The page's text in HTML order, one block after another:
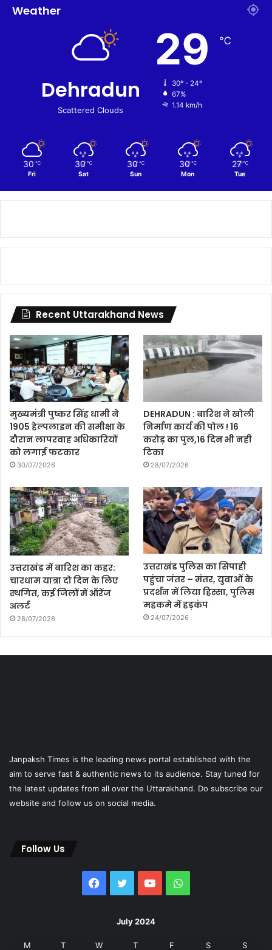
Weather
Dehradun
Scattered Clouds
29 ℃
30º - 24º
67%
1.14 km/h
30 ℃
Fri
30 ℃
Sat
30 ℃
Sun
30 ℃
Mon
27 ℃
Tue
Recent Uttarakhand News
मुख्यमंत्री पुष्कर सिंह धामी ने
1905 हेल्पलाइन की समीक्षा के
दौरान लापरवाह अधिकारियों
को लगाई फटकार
30/07/2026
DEHRADUN : बारिश ने खोली
निर्माण कार्य की पोल ! 16
करोड़ का पुल,16 दिन भी नही
टिका
28/07/2026
उत्तराखंड में बारिश का कहर:
चारधाम यात्रा दो दिन के लिए
स्थगित, कई जिलों में ऑरेंज
अलर्ट
28/07/2026
उत्तराखंड पुलिस का सिपाही
पहुंचा जंतर – मंतर, युवाओं के
प्रदर्शन में लिया हिस्सा, पुलिस
महकमे में हड़कंप
24/07/2026
Janpaksh Times is the leading news portal established with the
aim to serve fast & authentic news to its audience. Stay tuned for
the latest updates from all over the Uttarakhand. Do subscribe our
website and follow us on social media.
Follow Us
Facebook
Twitter YouTubeWhatsApp
July 2024
M T W T F S S